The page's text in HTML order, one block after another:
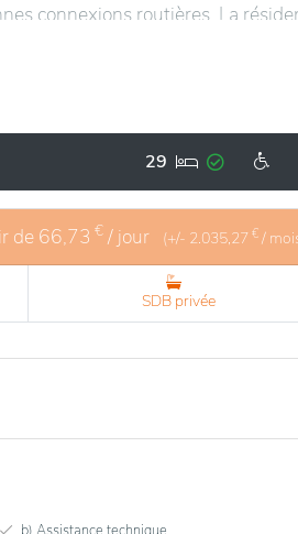
connexions routières. La
promenades en plein air et la
adaptés aux besoins des
modernes et ses espaces de vie
Les activités organisées
ainsi aux attentes de ses
29
de 66,73 € / jour (+/- 2.035,27 € /
SDB privée